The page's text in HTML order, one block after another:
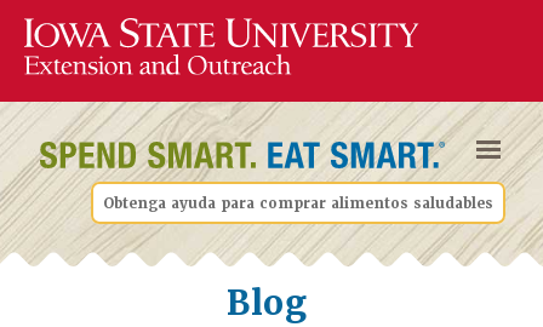
Obtenga ayuda para comprar alimentos saludables
Blog